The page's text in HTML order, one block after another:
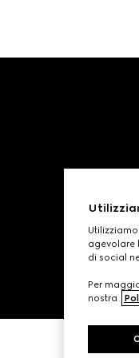
agevolare
di social
Per
nostra